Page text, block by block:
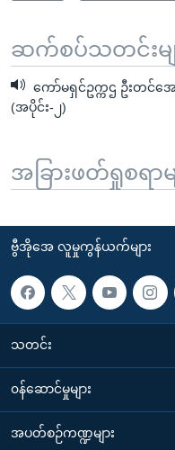
ဆက်စပ်သတင်းမျ
ကော်မရှင်ဥက္ကဌ ဦးတင်အ
(အပိုင်း-၂)
အခြားဖတ်ရှုစရာမ
ဗွီအိုအေ လူမှုကွန်ယက်များ
သတင်း
၀န်ဆောင်မှုများ
အပတ်စဉ်ကဏ္ဍများ